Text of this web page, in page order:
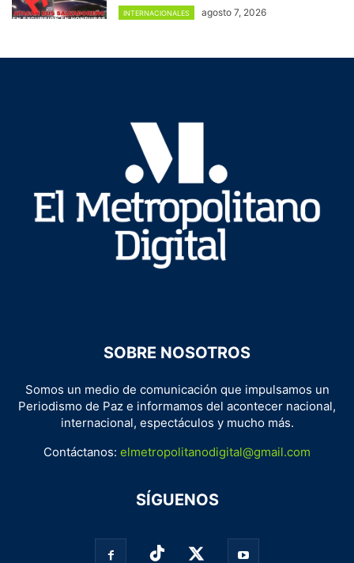
INTERNACIONALES agosto 7, 2026
SOBRE NOSOTROS
Somos un medio de comunicación que impulsamos un
Periodismo de Paz e informamos del acontecer nacional,
internacional, espectáculos y mucho más.
Contáctanos: elmetropolitanodigital@gmail.com
SÍGUENOS